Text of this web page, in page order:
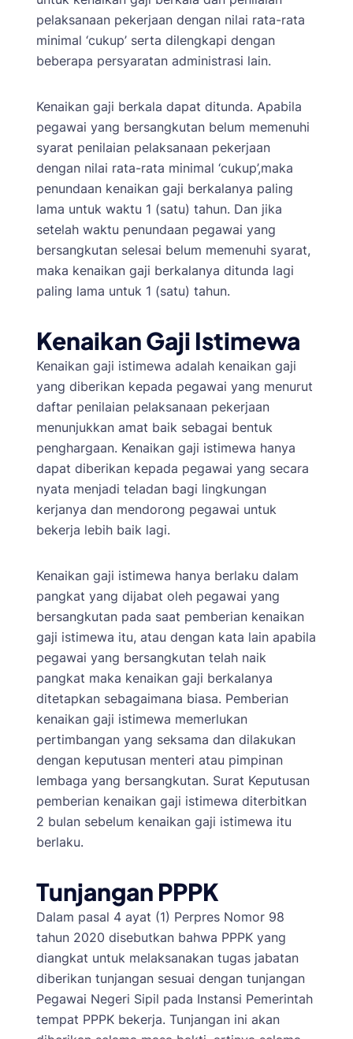
pelaksanaan pekerjaan dengan nilai rata-rata
minimal ‘cukup’ serta dilengkapi dengan
beberapa persyaratan administrasi lain.
Kenaikan gaji berkala dapat ditunda. Apabila
pegawai yang bersangkutan belum memenuhi
syarat penilaian pelaksanaan pekerjaan
dengan nilai rata-rata minimal ‘cukup’,maka
penundaan kenaikan gaji berkalanya paling
lama untuk waktu 1 (satu) tahun. Dan jika
setelah waktu penundaan pegawai yang
bersangkutan selesai belum memenuhi syarat,
maka kenaikan gaji berkalanya ditunda lagi
paling lama untuk 1 (satu) tahun.
Kenaikan Gaji Istimewa
Kenaikan gaji istimewa adalah kenaikan gaji
yang diberikan kepada pegawai yang menurut
daftar penilaian pelaksanaan pekerjaan
menunjukkan amat baik sebagai bentuk
penghargaan. Kenaikan gaji istimewa hanya
dapat diberikan kepada pegawai yang secara
nyata menjadi teladan bagi lingkungan
kerjanya dan mendorong pegawai untuk
bekerja lebih baik lagi.
Kenaikan gaji istimewa hanya berlaku dalam
pangkat yang dijabat oleh pegawai yang
bersangkutan pada saat pemberian kenaikan
gaji istimewa itu, atau dengan kata lain apabila
pegawai yang bersangkutan telah naik
pangkat maka kenaikan gaji berkalanya
ditetapkan sebagaimana biasa. Pemberian
kenaikan gaji istimewa memerlukan
pertimbangan yang seksama dan dilakukan
dengan keputusan menteri atau pimpinan
lembaga yang bersangkutan. Surat Keputusan
pemberian kenaikan gaji istimewa diterbitkan
2 bulan sebelum kenaikan gaji istimewa itu
berlaku.
Tunjangan PPPK
Dalam pasal 4 ayat (1) Perpres Nomor 98
tahun 2020 disebutkan bahwa PPPK yang
diangkat untuk melaksanakan tugas jabatan
diberikan tunjangan sesuai dengan tunjangan
Pegawai Negeri Sipil pada Instansi Pemerintah
tempat PPPK bekerja. Tunjangan ini akan